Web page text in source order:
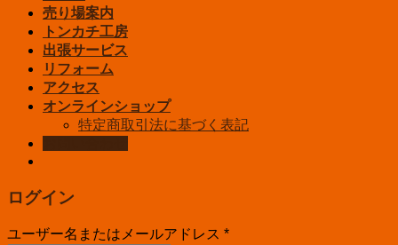
売り場案内
トンカチ工房
出張サービス
リフォーム
アクセス
オンラインショップ
特定商取引法に基づく表記
ログイン
ユーザー名またはメールアドレス *